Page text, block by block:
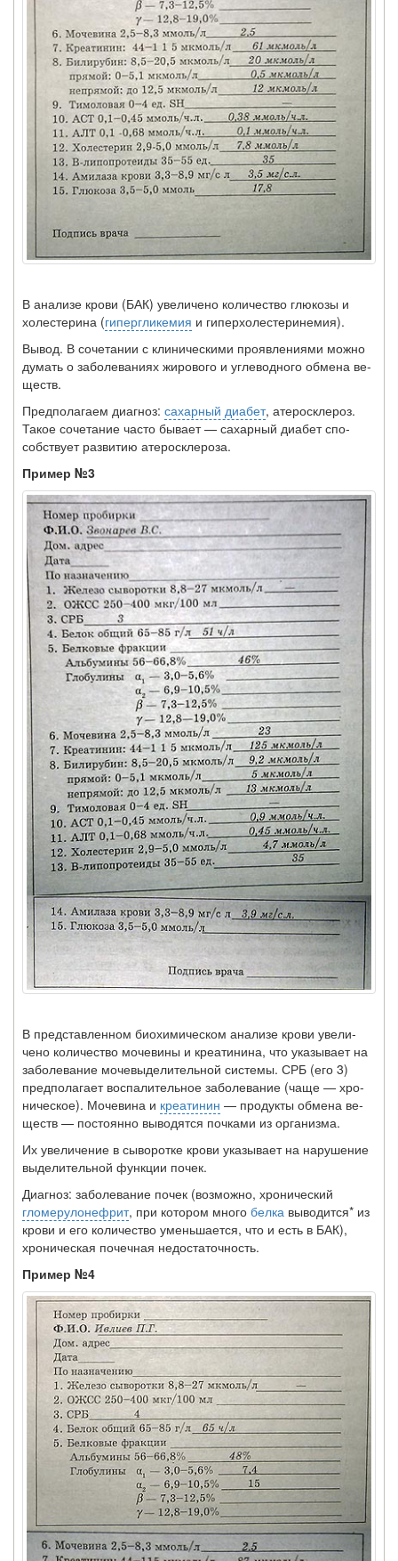
В анализе крови (БАК) увеличено количество глюкозы и
холестерина (гипергликемия и гиперхолестеринемия).
Вывод. В сочетании с клиническими проявлениями можно
думать о заболеваниях жирового и углеводного обмена ве­
ществ.
Предполагаем диагноз: сахарный диабет, атеросклероз.
Такое сочетание часто бывает — сахарный диабет спо­
собствует развитию атеросклероза.
Пример №3
В представленном биохимическом анализе крови увели­
чено количество мочевины и креатинина, что указывает на
заболевание мочевыделительной системы. СРБ (его 3)
предполагает воспалительное заболевание (чаще — хро­
ническое). Мочевина и креатинин — продукты обмена ве­
ществ — постоянно выводятся почками из организма.
Их увеличение в сыворотке крови указывает на нару­шение
выделительной функции почек.
Диагноз: заболевание почек (возможно, хронический
гломерулонефрит, при котором много белка выводится* из
крови и его количество уменьшается, что и есть в БАК),
хроническая почечная недостаточность.
Пример №4